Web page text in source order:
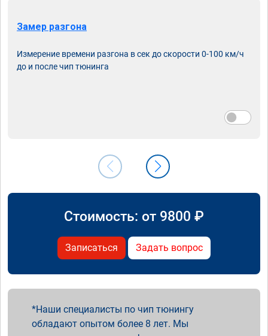
Замер разгона
Измерение времени разгона в сек до скорости 0-100 км/ч
до и после чип тюнинга
Стоимость: от 9800 ₽
Записаться Задать вопрос
Наши специалисты по чип тюнингу
обладают опытом более 8 лет. Мы